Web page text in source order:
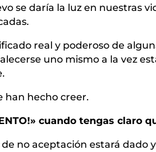
se daría la luz en nuestras
real y poderoso de
uno mismo a la vez
han hecho creer.
cuando tengas
no aceptación estará dado